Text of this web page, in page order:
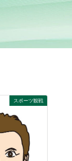
スポーツ観戦